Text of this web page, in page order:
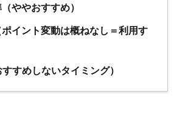
ややおすすめ）
イント変動は概ねなし＝利用す
すめしないタイミング）